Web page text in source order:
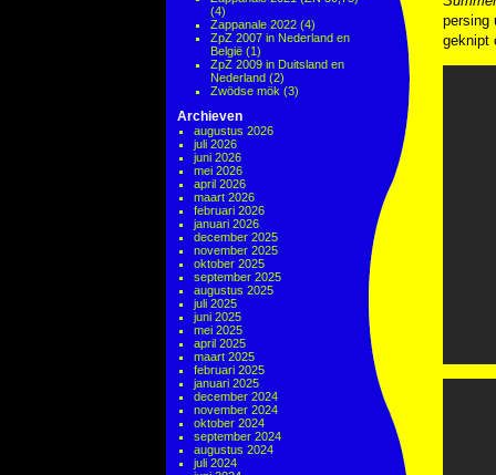
(4)
Zappanale 2022 (4)
ZpZ 2007 in Nederland en
België (1)
ZpZ 2009 in Duitsland en
Nederland (2)
Zwödse mök (3)
Archieven
augustus 2026
juli 2026
juni 2026
mei 2026
april 2026
maart 2026
februari 2026
januari 2026
december 2025
november 2025
oktober 2025
september 2025
augustus 2025
juli 2025
juni 2025
mei 2025
april 2025
maart 2025
februari 2025
januari 2025
december 2024
november 2024
oktober 2024
september 2024
augustus 2024
juli 2024
persing
geknipt